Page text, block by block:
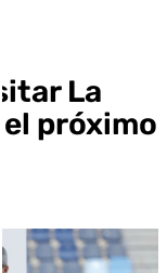
La
el próximo